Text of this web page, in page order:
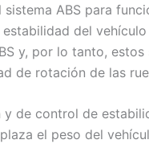
ABS para
del
y, por lo tanto,
de rotación de las
de control de
el peso del